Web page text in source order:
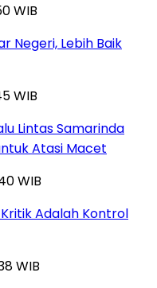
WIB
Negeri, Lebih Baik
WIB
Lintas Samarinda
Atasi Macet
WIB
Adalah Kontrol
WIB